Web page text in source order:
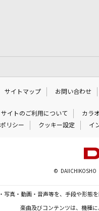
サイトマップ お問い合わせ
サイトのご利用について カラ
リシー クッキー設定 イ
© DAIICHIKOSHO
写真・動画・音声等を、手段や形態
楽曲及びコンテンツは、機種